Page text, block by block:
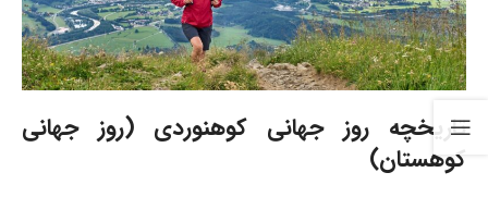
تاریخچه روز جهانی کوهنوردی (روز جهانی
کوهستان)